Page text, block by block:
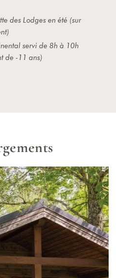
des Lodges en été (sur
servi de 8h à 10h
de -11 ans)
gements